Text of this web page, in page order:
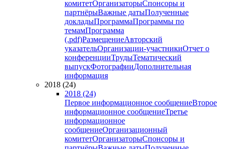
комитетОрганизаторыСпонсоры и
партнёрыВажные датыПолученные
докладыПрограммаПрограммы по
темамПрограмма
(.pdf)РазмещениеАвторский
указательОрганизации-участникиОтчет о
конференцииТрудыТематический
выпускФотографииДополнительная
информация
2018 (24)
2018 (24)
Первое информационное сообщениеВторое
информационное сообщениеТретье
информационное
сообщениеОрганизационный
комитетОрганизаторыСпонсоры и